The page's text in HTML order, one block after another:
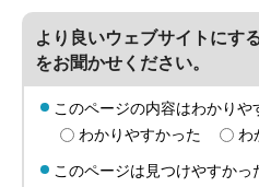
より良いウェブサイトにす
をお聞かせください。
このページの内容はわかりや
わかりやすかった
わ
このページは見つけやすかっ